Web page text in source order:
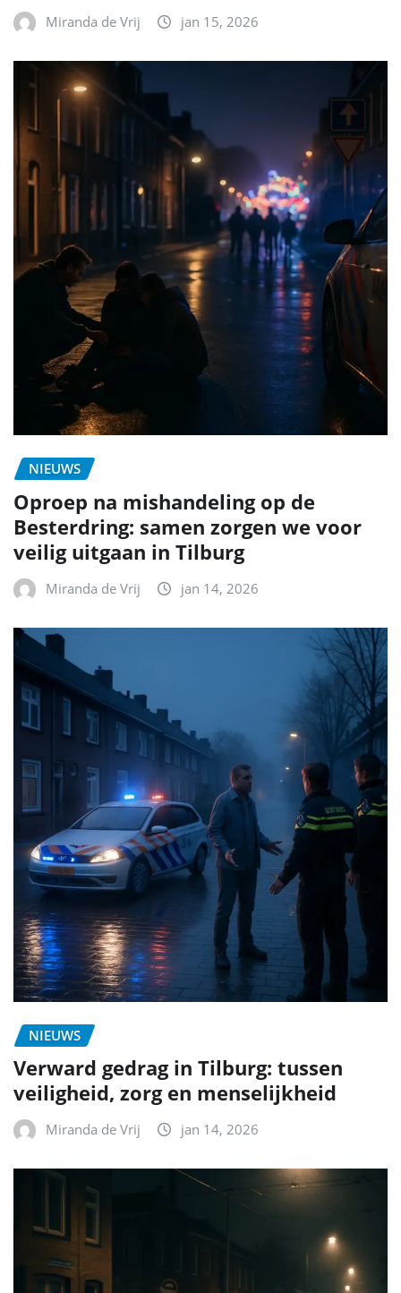
Miranda de Vrij jan 15, 2026
NIEUWS
Oproep na mishandeling op de
Besterdring: samen zorgen we voor
veilig uitgaan in Tilburg
Miranda de Vrij jan 14, 2026
NIEUWS
Verward gedrag in Tilburg: tussen
veiligheid, zorg en menselijkheid
Miranda de Vrij jan 14, 2026